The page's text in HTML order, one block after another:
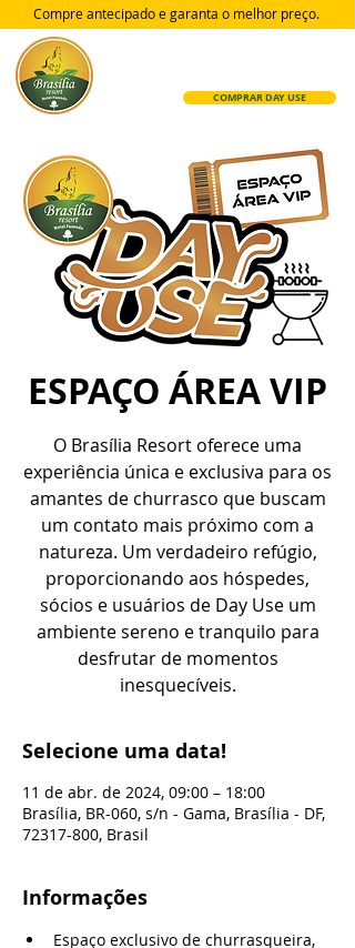
COMPRAR DAY USE
Compre antecipado e garanta o melhor preço.
ESPAÇO ÁREA VIP
O Brasília Resort oferece uma
experiência única e exclusiva para os
amantes de churrasco que buscam
um contato mais próximo com a
natureza. Um verdadeiro refúgio,
proporcionando aos hóspedes,
sócios e usuários de Day Use um
ambiente sereno e tranquilo para
desfrutar de momentos
inesquecíveis.
Selecione uma data!
11 de abr. de 2024, 09:00 – 18:00
Brasília, BR-060, s/n - Gama, Brasília - DF,
72317-800, Brasil
Informações
Espaço exclusivo de churrasqueira,